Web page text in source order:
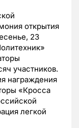
открытия
23
участников.
награждения
«Кросса
легкой